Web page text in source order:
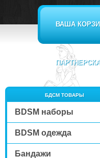
ВАША
БДСМ ТОВАРЫ
BDSM наборы
BDSM одежда
Бандажи